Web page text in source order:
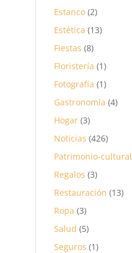
Estanco (2)
Estética (13)
Fiestas (8)
Floristería (1)
Fotografía (1)
Gastronomía (4)
Hogar (3)
Noticias (426)
Patrimonio-cultural
Regalos (3)
Restauración (13)
Ropa (3)
Salud (5)
Seguros (1)